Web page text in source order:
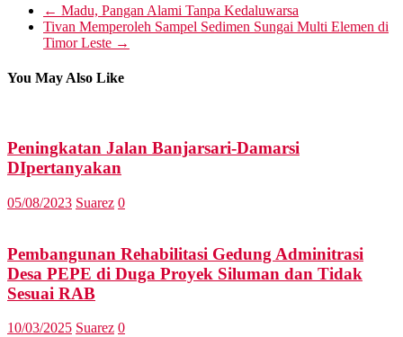
WhatsApp
← Madu, Pangan Alami Tanpa Kedaluwarsa
Tivan Memperoleh Sampel Sedimen Sungai Multi Elemen di
Timor Leste →
You May Also Like
Peningkatan Jalan Banjarsari-Damarsi
DIpertanyakan
05/08/2023 Suarez 0
Pembangunan Rehabilitasi Gedung Adminitrasi
Desa PEPE di Duga Proyek Siluman dan Tidak
Sesuai RAB
10/03/2025 Suarez 0